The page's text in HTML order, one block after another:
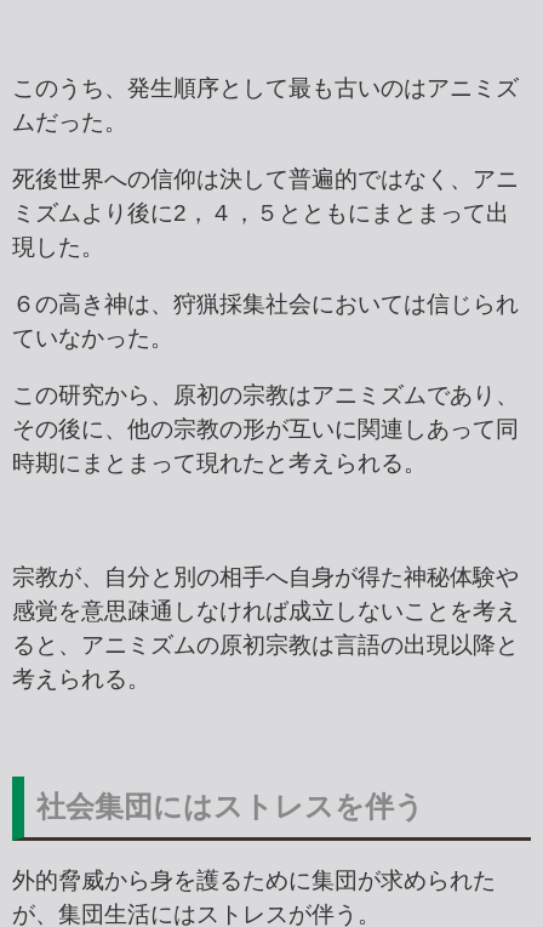
このうち、発生順序として最も古いのはアニミズ
ムだった。
死後世界への信仰は決して普遍的ではなく、アニ
ミズムより後に2，４，５とともにまとまって出
現した。
６の高き神は、狩猟採集社会においては信じられ
ていなかった。
この研究から、原初の宗教はアニミズムであり、
その後に、他の宗教の形が互いに関連しあって同
時期にまとまって現れたと考えられる。
宗教が、自分と別の相手へ自身が得た神秘体験や
感覚を意思疎通しなければ成立しないことを考え
ると、アニミズムの原初宗教は言語の出現以降と
考えられる。
社会集団にはストレスを伴う
外的脅威から身を護るために集団が求められた
が、集団生活にはストレスが伴う。